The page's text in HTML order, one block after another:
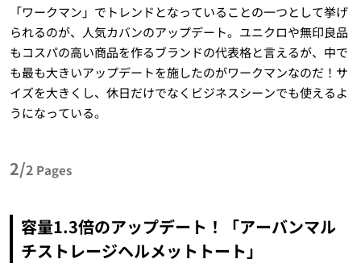
「ワークマン」でトレンドとなっていることの一つとして挙げ
られるのが、人気カバンのアップデート。ユニクロや無印良品
もコスパの高い商品を作るブランドの代表格と言えるが、中で
も最も大きいアップデートを施したのがワークマンなのだ！サ
イズを大きくし、休日だけでなくビジネスシーンでも使えるよ
うになっている。
2/2 Pages
容量1.3倍のアップデート！「アーバンマル
チストレージヘルメットトート」